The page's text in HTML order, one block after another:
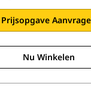
Prijsopgave
Nu Winkelen